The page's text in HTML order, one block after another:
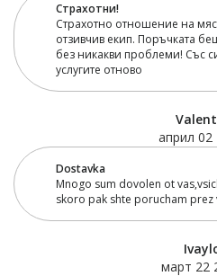
Страхотни!
Страхотно отношение на
отзивчив екип. Поръчката
без никакви проблеми! Със
услугите отново
април 02
Dostavka
Mnogo sum dovolen ot
skoro pak shte porucham prez
март 22